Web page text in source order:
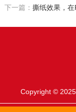
下一篇： 撕纸效果，
Copyright ©